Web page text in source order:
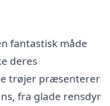
fantastisk måde
deres
trøjer præsenterer
fra glade rensdyr